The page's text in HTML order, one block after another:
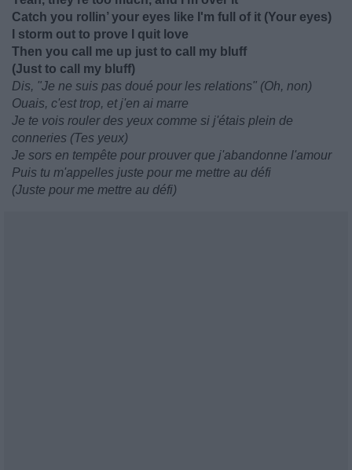
Catch you rollin’ your eyes like I'm full of it (Your eyes)
I storm out to prove I quit love
Then you call me up just to call my bluff
(Just to call my bluff)
Dis, "Je ne suis pas doué pour les relations" (Oh, non)
Ouais, c'est trop, et j'en ai marre
Je te vois rouler des yeux comme si j'étais plein de
conneries (Tes yeux)
Je sors en tempête pour prouver que j'abandonne l'amour
Puis tu m'appelles juste pour me mettre au défi
(Juste pour me mettre au défi)